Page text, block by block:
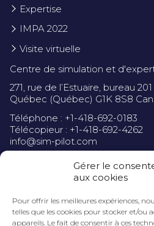
Gérer le
aux cookies
Pour offrir les meilleures expériences,
telles que les cookies pour stocker et/ou
appareils. Le fait de consentir à ces
Expertise
IMPA 2022
Visite virtuelle
Centre de simulation et
271, rue de l’Estuaire, bureau 201
Québec (Québec) G1K 8S8
Téléphone : +1-418-692-0183
Télécopieur : +1-418-692-4262
info@sim-pilot.com
Politique de confidentialité